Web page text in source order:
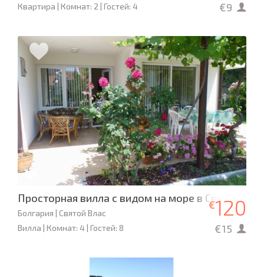
Квартира | Комнат: 2 | Гостей: 4
€9
Просторная вилла с видом на море в Святом
Болгария | Святой Влас
Вилла | Комнат: 4 | Гостей: 8
€120
€15